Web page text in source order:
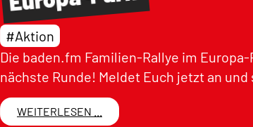
#Aktion
Die baden.fm Familien-Rallye im
nächste Runde! Meldet Euch jetzt an und
WEITERLESEN ...